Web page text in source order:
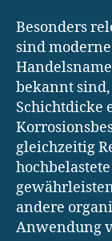
Besonders
sind
bekannt
Schichtdicke
gleichzeitig
andere
Anwendung